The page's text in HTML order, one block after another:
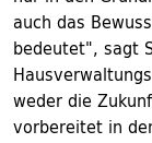
auch das
bedeutet", sagt
weder die
vorbereitet in